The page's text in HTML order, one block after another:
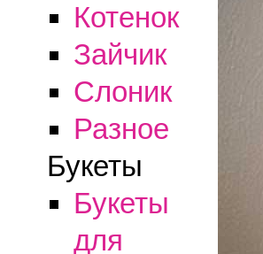
Котенок
Зайчик
Слоник
Разное
Букеты
Букеты
для